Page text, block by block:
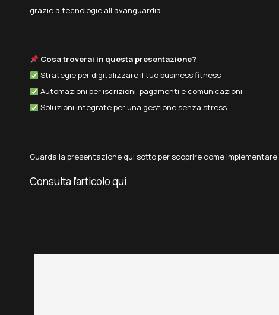
grazie a tecnologie all’avanguardia.
Cosa troverai in questa presentazione?
Strategie per digitalizzare il tuo business fitness
Automazioni per iscrizioni, pagamenti e comunicazioni
Soluzioni integrate per una gestione senza stress
Guarda la presentazione qui sotto per scoprire come
Consulta l’articolo qui